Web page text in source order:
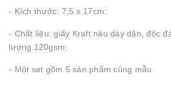
- Kích thước: 7,5 x 17cm;
- Chất liệu: giấy Kraft nâu dày dặn, độc
lượng 120gsm;
- Một set gồm 5 sản phẩm cùng mẫu.